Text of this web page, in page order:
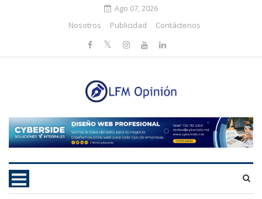
Ago 07, 2026
Nosotros
Publicidad Contáctenos